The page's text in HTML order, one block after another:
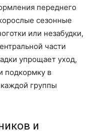
переднего
сезонные
или незабудки,
части
упрощает уход,
подкормку в
группы
и